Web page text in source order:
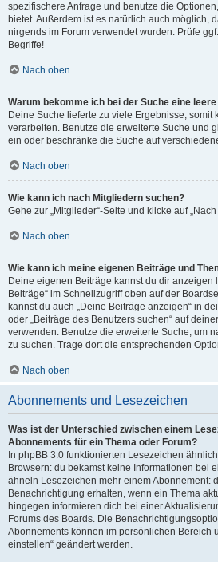
spezifischere Anfrage und benutze die
bietet. Außerdem ist es natürlich auch möglich,
nirgends im Forum verwendet wurden. Prüfe
Begriffe!
Nach oben
Warum bekomme ich bei der Suche eine
Deine Suche lieferte zu viele Ergebnisse, somit
verarbeiten. Benutze die erweiterte Suche und
ein oder beschränke die Suche auf
Nach oben
Wie kann ich nach Mitgliedern suchen?
Gehe zur „Mitglieder“-Seite und klicke auf
Nach oben
Wie kann ich meine eigenen Beiträge und
Deine eigenen Beiträge kannst du dir anzeigen
Beiträge“ im Schnellzugriff oben auf der
kannst du auch „Deine Beiträge anzeigen“ in
oder „Beiträge des Benutzers suchen“ auf
verwenden. Benutze die erweiterte Suche, um
zu suchen. Trage dort die entsprechenden
Nach oben
Abonnements und Lesezeichen
Was ist der Unterschied zwischen einem
Abonnements für ein Thema oder Forum?
In phpBB 3.0 funktionierten Lesezeichen
Browsern: du bekamst keine Informationen bei
ähneln Lesezeichen mehr einem Abonnement:
Benachrichtigung erhalten, wenn ein Thema
hingegen informieren dich bei einer
Forums des Boards. Die
Abonnements können im persönlichen Bereich
einstellen“ geändert werden.